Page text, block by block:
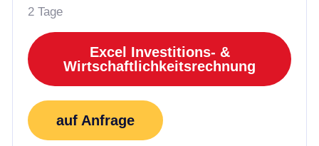
2 Tage
Excel Investitions- &
Wirtschaftlichkeitsrechnung
auf Anfrage